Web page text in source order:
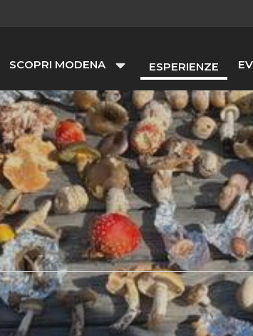
SCOPRI MODENA ESPERIENZE